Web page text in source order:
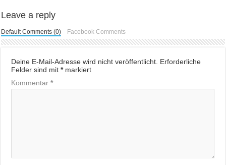
Leave a reply
Default Comments (0) Facebook Comments
Deine E-Mail-Adresse wird nicht veröffentlicht. Erforderliche
Felder sind mit*markiert
Kommentar*